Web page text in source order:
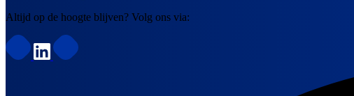
Altijd op de hoogte blijven? Volg ons via: